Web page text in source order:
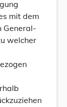
mit dem
General-
welcher